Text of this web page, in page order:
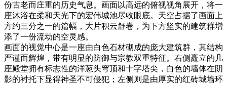
份古老而庄重的历史气息。画面以高远的俯视视角展开，将一
座沐浴在柔和天光下的宏伟城池尽收眼底。天空占据了画面上
方约三分之一的篇幅，大片积云舒卷，为下方坚实的建筑群增
添了一份流动的空灵感。
画面的视觉中心是一座由白色石材砌成的庞大建筑群，其结构
严谨而辉煌，带有明显的防御与宗教双重特征。右侧矗立的几
座殿堂拥有标志性的洋葱头穹顶和十字塔尖，白色的墙体在阴
影的衬托下显得神圣不可侵犯；左侧则是由厚实的红砖城墙环